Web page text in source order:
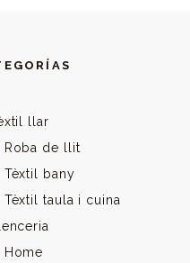
llar
Roba de llit
Tèxtil bany
Tèxtil taula i cuina
Home